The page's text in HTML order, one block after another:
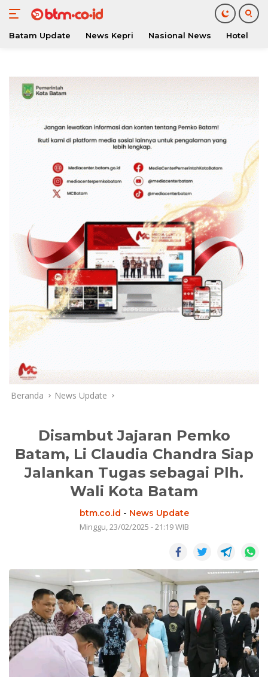
konten
Batam Update News Kepri Nasional News Hotel
Beranda News Update
Disambut Jajaran Pemko
Batam, Li Claudia Chandra Siap
Jalankan Tugas sebagai Plh.
Wali Kota Batam
btm.co.id - News Update
Minggu, 23/02/2025 - 21:19 WIB